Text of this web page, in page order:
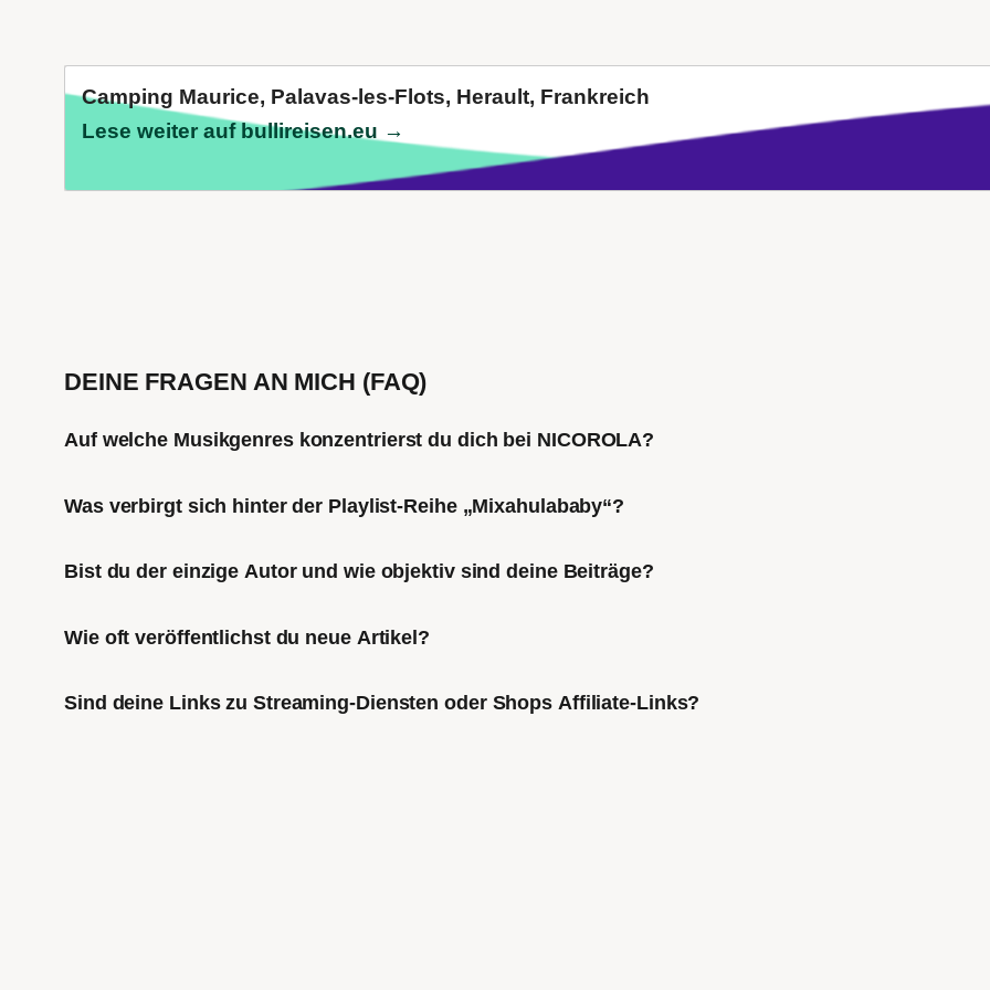
Camping Maurice, Palavas-les-Flots, Herault, Frankreich
Lese weiter auf bullireisen.eu →
DEINE FRAGEN AN MICH (FAQ)
Auf welche Musikgenres konzentrierst du dich bei NICOROLA?
Was verbirgt sich hinter der Playlist-Reihe „Mixahulababy“?
Bist du der einzige Autor und wie objektiv sind deine Beiträge?
Wie oft veröffentlichst du neue Artikel?
Sind deine Links zu Streaming-Diensten oder Shops Affiliate-Links?